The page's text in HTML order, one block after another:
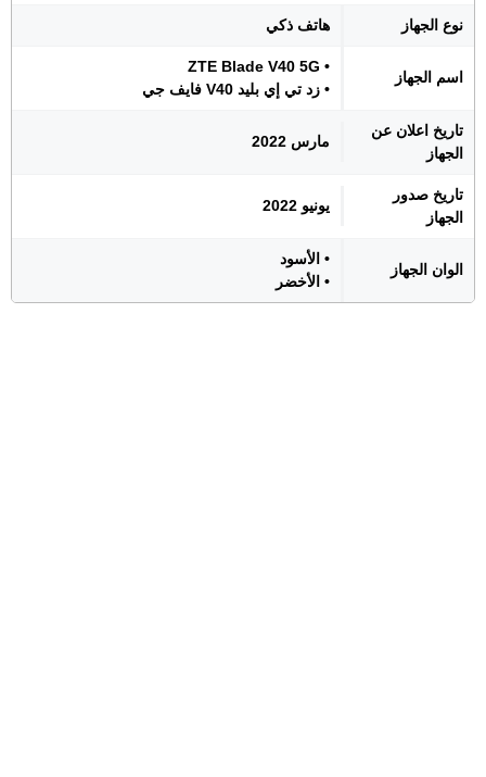
نوع الجهاز هاتف ذكي
اسم الجهاز
• ZTE Blade V40 5G
• زد تي إي بليد V40 فايف جي
تاريخ اعلان عن
الجهاز
مارس 2022
تاريخ صدور
الجهاز
يونيو 2022
الوان الجهاز
• الأسود
• الأخضر